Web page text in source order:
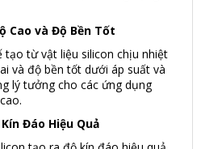
Cao và Độ Bền Tốt
tạo từ vật liệu silicon chịu nhiệt
và độ bền tốt dưới áp suất và
lý tưởng cho các ứng dụng
Đáo Hiệu Quả